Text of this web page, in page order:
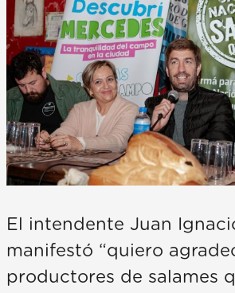
El intendente Juan
manifestó “quiero
productores de salames